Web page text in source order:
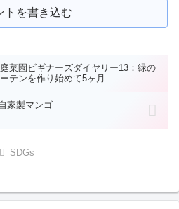
トを書き込む
菜園ビギナーズダイヤリー13：緑の
テンを作り始めて5ヶ月
家製マンゴ
SDGs